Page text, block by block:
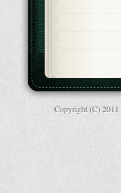
Copyright (C) 2011